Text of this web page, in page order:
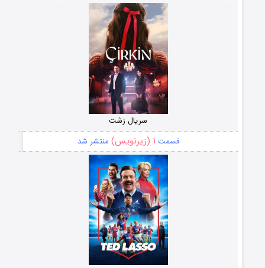
سریال زشت
قسمت ۱ (زیرنویس) منتشر شد